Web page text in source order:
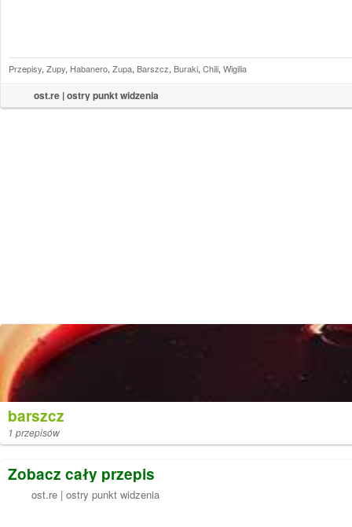
ost.re | ostry punkt widzenia
Przepisy, Zupy, Habanero, Zupa, Barszcz, Buraki, Chili, Wigilia
barszcz
1 przepisów
Zobacz cały przepis
ost.re | ostry punkt widzenia